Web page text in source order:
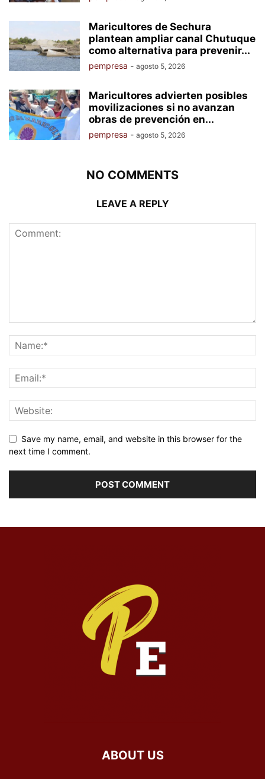
Maricultores de Sechura
plantean ampliar canal Chutuque
como alternativa para prevenir...
pempresa - agosto 5, 2026
Maricultores advierten posibles
movilizaciones si no avanzan
obras de prevención en...
pempresa - agosto 5, 2026
NO COMMENTS
LEAVE A REPLY
Save my name, email, and website in this browser for the
next time I comment.
ABOUT US